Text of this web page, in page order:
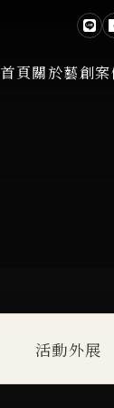
首頁關於藝創
活動外展